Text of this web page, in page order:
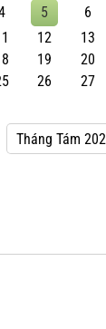
5 6
12 13
19 20
26 27